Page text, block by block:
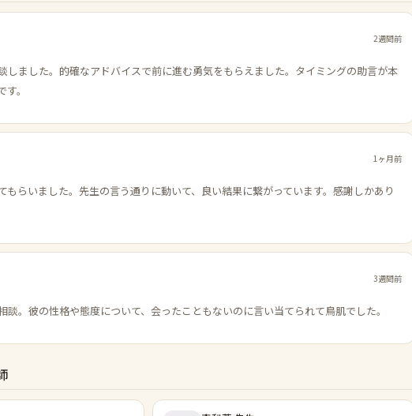
2週間前
しました。的確なアドバイスで前に進む勇気をもらえました。タイミングの助言が本
。
1ヶ月前
もらいました。先生の言う通りに動いて、良い結果に繋がっています。感謝しかあり
3週間前
談。彼の性格や態度について、会ったこともないのに言い当てられて鳥肌でした。